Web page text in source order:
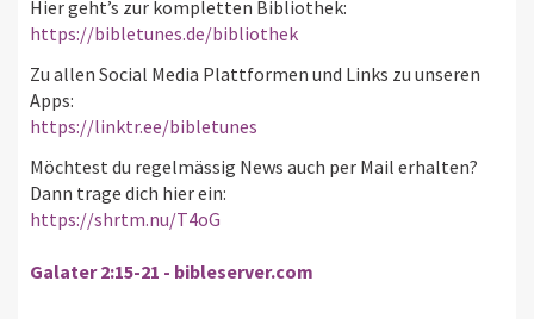
Hier geht’s zur kompletten Bibliothek:
https://bibletunes.de/bibliothek
Zu allen Social Media Plattformen und Links zu unseren
Apps:
https://linktr.ee/bibletunes
Möchtest du regelmässig News auch per Mail erhalten?
Dann trage dich hier ein:
https://shrtm.nu/T4oG
Galater 2:15-21 - bibleserver.com